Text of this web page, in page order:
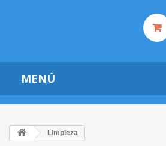
MENÚ
Limpieza